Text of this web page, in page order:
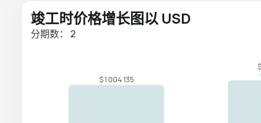
竣工时价格增长图以 USD
分期数： 2